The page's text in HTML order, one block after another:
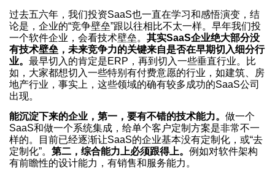
过去五六年，我们投资SaaS也一直在学习和感悟演变，结
论是，企业的“竞争壁垒”跟以往相比不太一样。早年我们投
一个软件企业，会看技术壁垒。 其实SaaS企业绝大部分没
有技术壁垒，未来竞争力的关键来自是否在早期切入细分行
业。 最早切入的肯定是ERP，再到切入一些垂直行业。比
如，大家都想切入一些特别有付费意愿的行业，如建筑、房
地产行业，事实上，这些领域的确有较多成功的SaaS公司
出现。
能沉淀下来的企业，第一，要有不错的技术能力。 做一个
SaaS和做一个系统集成，给单个客户定制方案是非常不一
样的。目前已经逐渐让SaaS的企业基本没有定制化，或“去
定制化”。 第二，综合能力上必须跟得上。 例如对软件架构
有前瞻性的设计能力，有销售和服务能力。